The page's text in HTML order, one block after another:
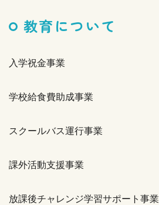
教育について
入学祝金事業
学校給食費助成事業
スクールバス運行事業
課外活動支援事業
放課後チャレンジ学習サポート事業